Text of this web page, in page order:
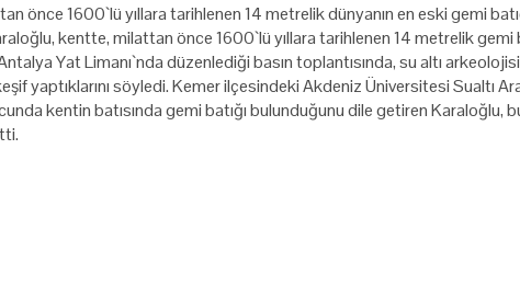
önce 1600`lü yıllara tarihlenen 14 metrelik dünyanın en eski gemi
kentte, milattan önce 1600`lü yıllara tarihlenen 14 metrelik gemi
Yat Limanı`nda düzenlediği basın toplantısında, su altı arkeolojisi
yaptıklarını söyledi. Kemer ilçesindeki Akdeniz Üniversitesi Sualtı
kentin batısında gemi batığı bulunduğunu dile getiren Karaloğlu,